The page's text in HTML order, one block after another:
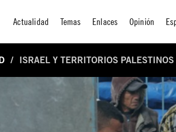
Actualidad Temas Enlaces Opinión
ISRAEL Y TERRITORIOS